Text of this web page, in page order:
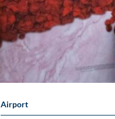
Airport